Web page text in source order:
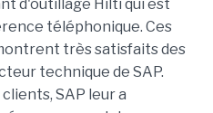
d'outillage Hilti qui est
téléphonique. Ces
très satisfaits des
technique de SAP.
SAP leur a